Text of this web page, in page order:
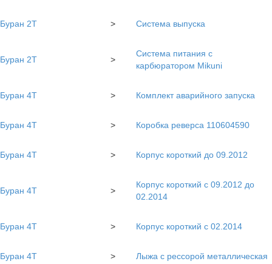
Буран 2Т > Система выпуска
Буран 2Т >
Система питания с
карбюратором Mikuni
Буран 4Т > Комплект аварийного запуска
Буран 4Т > Коробка реверса 110604590
Буран 4Т > Корпус короткий до 09.2012
Буран 4Т >
Корпус короткий с 09.2012 до
02.2014
Буран 4Т > Корпус короткий с 02.2014
Буран 4Т > Лыжа с рессорой металлическая